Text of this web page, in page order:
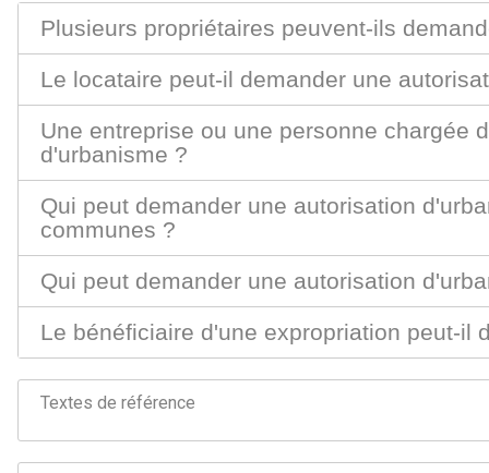
Plusieurs propriétaires peuvent-ils
Le locataire peut-il demander une
Une entreprise ou une personne chargée
d'urbanisme ?
Qui peut demander une autorisation
communes ?
Qui peut demander une autorisation
Le bénéficiaire d'une expropriation peut-il
Textes de référence